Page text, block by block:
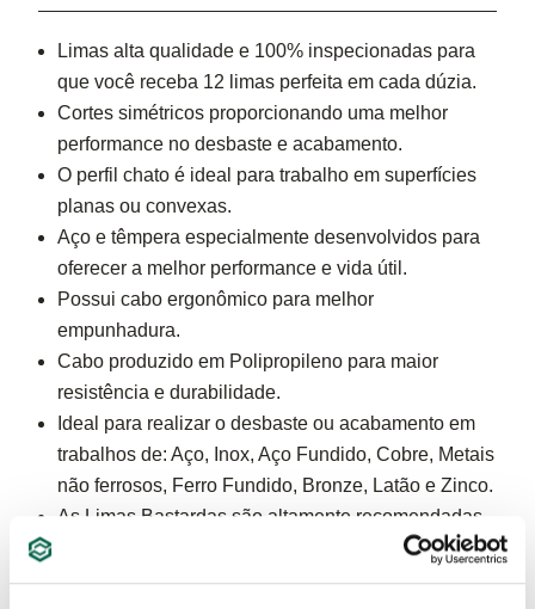
Limas alta qualidade e 100% inspecionadas para
que você receba 12 limas perfeita em cada dúzia.
Cortes simétricos proporcionando uma melhor
performance no desbaste e acabamento.
O perfil chato é ideal para trabalho em superfícies
planas ou convexas.
Aço e têmpera especialmente desenvolvidos para
oferecer a melhor performance e vida útil.
Possui cabo ergonômico para melhor
empunhadura.
Cabo produzido em Polipropileno para maior
resistência e durabilidade.
Ideal para realizar o desbaste ou acabamento em
trabalhos de: Aço, Inox, Aço Fundido, Cobre, Metais
não ferrosos, Ferro Fundido, Bronze, Latão e Zinco.
As Limas Bastardas são altamente recomendadas
para trabalhos que exigem um maior desbaste e
remoção de metal devido ao corte duplo. Já as